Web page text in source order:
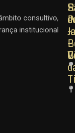
consultivo,
institucional
–
–
–